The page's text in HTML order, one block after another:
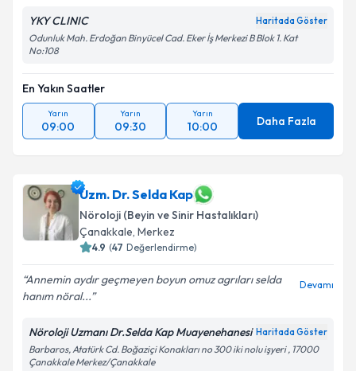
YKY CLINIC Haritada Göster
Odunluk Mah. Erdoğan Binyücel Cad. Eker İş Merkezi B Blok 1. Kat
No:108
En Yakın Saatler
Yarın
09:00
Yarın
09:30
Yarın
10:00 Daha Fazla
Uzm. Dr. Selda Kap
Nöroloji (Beyin ve Sinir Hastalıkları)
Çanakkale, Merkez
4.9 (47 Değerlendirme)
Annemin aydır geçmeyen boyun omuz agrıları selda
hanım nöral...
Devamı
Nöroloji Uzmanı Dr.Selda Kap Muayenehanesi Haritada Göster
Barbaros, Atatürk Cd. Boğaziçi Konakları no 300 iki nolu işyeri , 17000
Çanakkale Merkez/Çanakkale